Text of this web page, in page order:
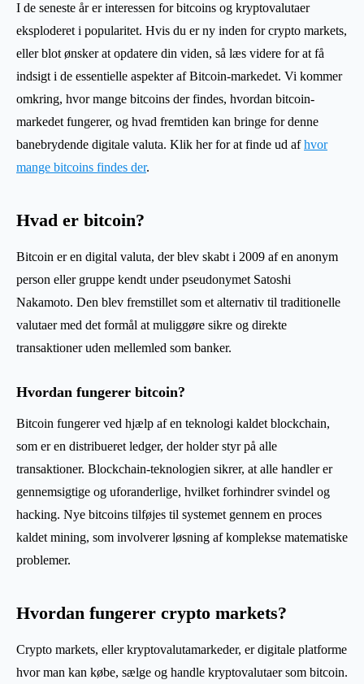
I de seneste år er interessen for bitcoins og kryptovalutaer
eksploderet i popularitet. Hvis du er ny inden for crypto markets,
eller blot ønsker at opdatere din viden, så læs videre for at få
indsigt i de essentielle aspekter af Bitcoin-markedet. Vi kommer
omkring, hvor mange bitcoins der findes, hvordan bitcoin-
markedet fungerer, og hvad fremtiden kan bringe for denne
banebrydende digitale valuta. Klik her for at finde ud afhvor
mange bitcoins findes der.
Hvad er bitcoin?
Bitcoin er en digital valuta, der blev skabt i 2009 af en anonym
person eller gruppe kendt under pseudonymet Satoshi
Nakamoto. Den blev fremstillet som et alternativ til traditionelle
valutaer med det formål at muliggøre sikre og direkte
transaktioner uden mellemled som banker.
Hvordan fungerer bitcoin?
Bitcoin fungerer ved hjælp af en teknologi kaldet blockchain,
som er en distribueret ledger, der holder styr på alle
transaktioner. Blockchain-teknologien sikrer, at alle handler er
gennemsigtige og uforanderlige, hvilket forhindrer svindel og
hacking. Nye bitcoins tilføjes til systemet gennem en proces
kaldet mining, som involverer løsning af komplekse matematiske
problemer.
Hvordan fungerer crypto markets?
Crypto markets, eller kryptovalutamarkeder, er digitale platforme
hvor man kan købe, sælge og handle kryptovalutaer som bitcoin.